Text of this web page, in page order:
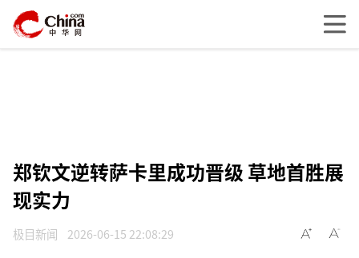
郑钦文逆转萨卡里成功晋级 草地首胜展
现实力
极目新闻 2026-06-15 22:08:29